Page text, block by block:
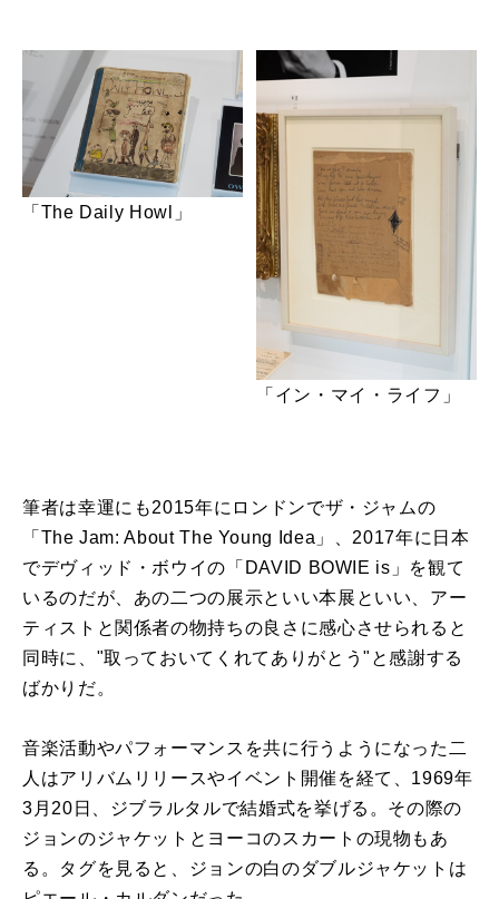
「The Daily Howl」
「イン・マイ・ライフ」
筆者は幸運にも2015年にロンドンでザ・ジャムの
「The Jam: About The Young Idea」、2017年に日本
でデヴィッド・ボウイの「DAVID BOWIE is」を観て
いるのだが、あの二つの展示といい本展といい、アー
ティストと関係者の物持ちの良さに感心させられると
同時に、"取っておいてくれてありがとう"と感謝する
ばかりだ。
音楽活動やパフォーマンスを共に行うようになった二
人はアリバムリリースやイベント開催を経て、1969年
3月20日、ジブラルタルで結婚式を挙げる。その際の
ジョンのジャケットとヨーコのスカートの現物もあ
る。タグを見ると、ジョンの白のダブルジャケットは